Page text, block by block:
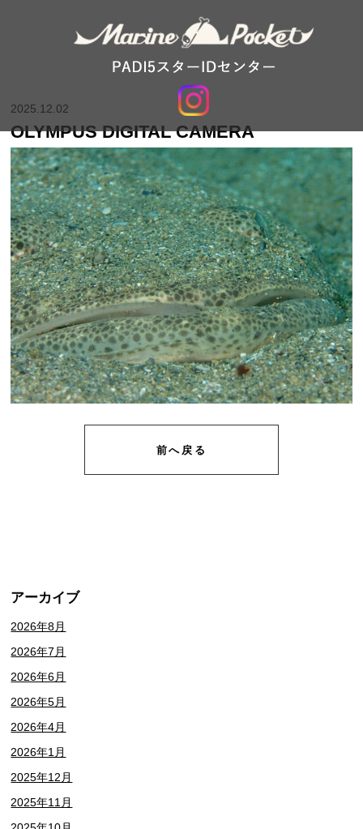
2025.12.02
OLYMPUS DIGITAL CAMERA
前へ戻る
アーカイブ
2026年8月
2026年7月
2026年6月
2026年5月
2026年4月
2026年1月
2025年12月
2025年11月